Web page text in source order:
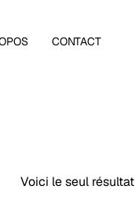
CONTACT
Voici le seul résultat